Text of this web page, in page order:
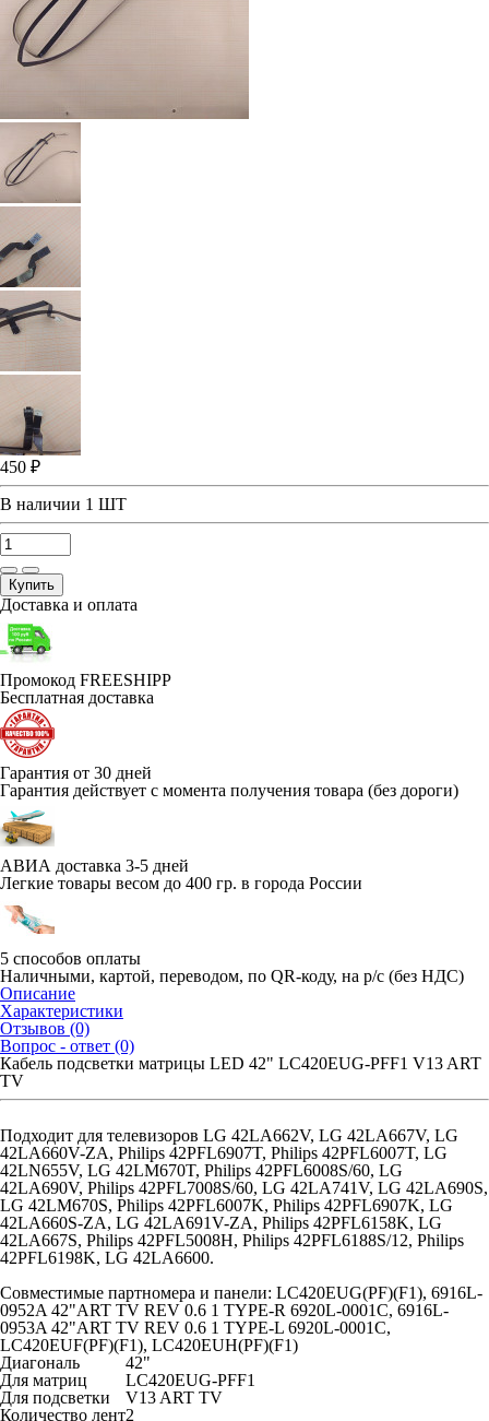
450 ₽
В наличии 1 ШТ
Купить
Доставка и оплата
Промокод FREESHIPP
Бесплатная доставка
Гарантия от 30 дней
Гарантия действует с момента получения товара (без дороги)
АВИА доставка 3-5 дней
Легкие товары весом до 400 гр. в города России
5 способов оплаты
Наличными, картой, переводом, по QR-коду, на р/с (без НДС)
Описание
Характеристики
Отзывов (0)
Вопрос - ответ (0)
Кабель подсветки матрицы LED 42" LC420EUG-PFF1 V13 ART
TV
Подходит для телевизоров LG 42LA662V, LG 42LA667V, LG
42LA660V-ZA, Philips 42PFL6907T, Philips 42PFL6007T, LG
42LN655V, LG 42LM670T, Philips 42PFL6008S/60, LG
42LA690V, Philips 42PFL7008S/60, LG 42LA741V, LG 42LA690S,
LG 42LM670S, Philips 42PFL6007K, Philips 42PFL6907K, LG
42LA660S-ZA, LG 42LA691V-ZA, Philips 42PFL6158K, LG
42LA667S, Philips 42PFL5008H, Philips 42PFL6188S/12, Philips
42PFL6198K, LG 42LA6600.
Совместимые партномера и панели: LC420EUG(PF)(F1), 6916L-
0952A 42"ART TV REV 0.6 1 TYPE-R 6920L-0001C, 6916L-
0953A 42"ART TV REV 0.6 1 TYPE-L 6920L-0001C,
LC420EUF(PF)(F1), LC420EUH(PF)(F1)
Диагональ
42"
Для матриц
LC420EUG-PFF1
Для подсветки
V13 ART TV
Количество лент2